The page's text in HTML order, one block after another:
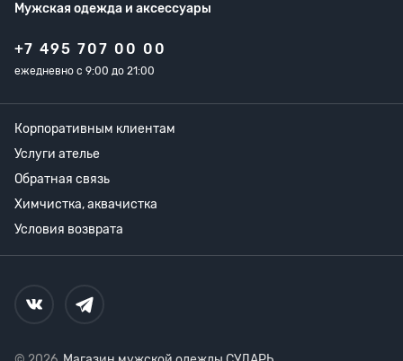
Мужская одежда и аксессуары
+7 495 707 00 00
ежедневно с 9:00 до 21:00
Корпоративным клиентам
Услуги ателье
Обратная связь
Химчистка, аквачистка
Условия возврата